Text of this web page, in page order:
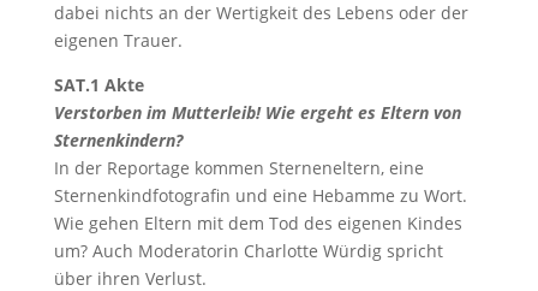
dabei nichts an der Wertigkeit des Lebens oder der
eigenen Trauer.
SAT.1 Akte
Verstorben im Mutterleib! Wie ergeht es Eltern von
Sternenkindern?
In der Reportage kommen Sterneneltern, eine
Sternenkindfotografin und eine Hebamme zu Wort.
Wie gehen Eltern mit dem Tod des eigenen Kindes
um? Auch Moderatorin Charlotte Würdig spricht
über ihren Verlust.